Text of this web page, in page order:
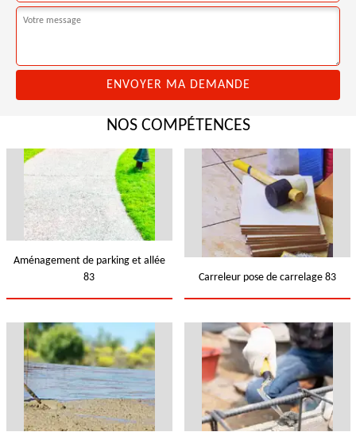
NOS COMPÉTENCES
Aménagement de parking et allée
83
Carreleur pose de carrelage 83